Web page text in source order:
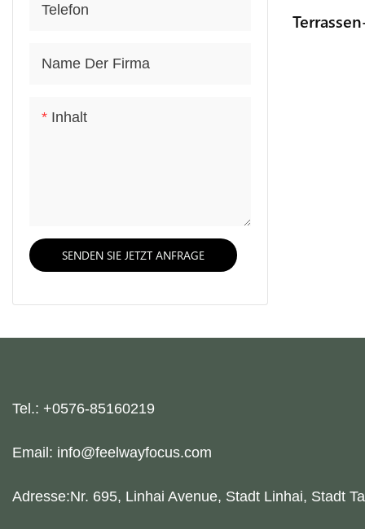
Telefon
Name Der Firma
Inhalt
SENDEN SIE JETZT ANFRAGE
Tel.: +0576-85160219
Email: info@feelwayfocus.com
Adresse:Nr. 695, Linhai Avenue, Stadt Linhai, Stadt